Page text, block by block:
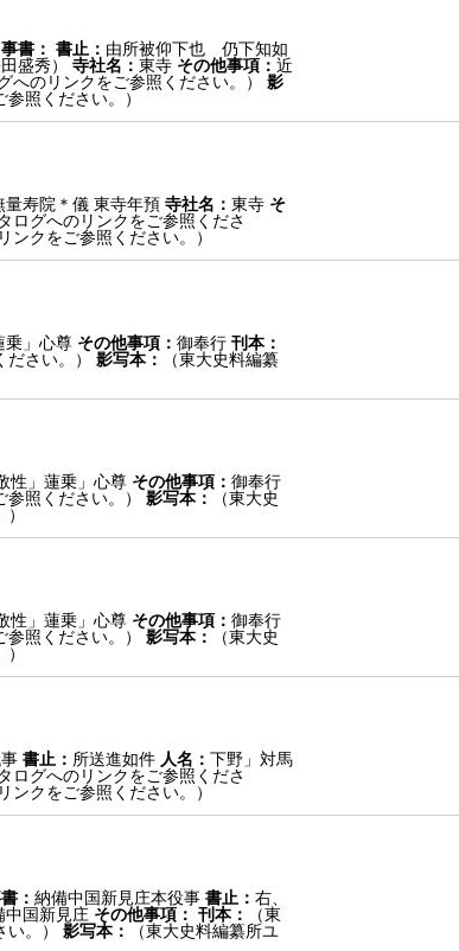
事書： 書止： 由所被仰下也 仍下知如
盛秀） 寺社名： 東寺 その他事項： 近
へのリンクをご参照ください。）
影
照ください。）
量寿院＊儀 東寺年預 寺社名： 東寺 そ
ログへのリンクをご参照くださ
ンクをご参照ください。）
乗」心尊 その他事項： 御奉行 刊本：
さい。）
影写本：
（東大史料編纂
性」蓮乗」心尊 その他事項： 御奉行
照ください。） 影写本：
（東大史
性」蓮乗」心尊 その他事項： 御奉行
照ください。） 影写本：
（東大史
書止： 所送進如件 人名： 下野」対馬
ログへのリンクをご参照くださ
ンクをご参照ください。）
： 納備中国新見庄本役事 書止： 右、
中国新見庄 その他事項： 刊本：
（東
。）
影写本：
（東大史料編纂所ユ